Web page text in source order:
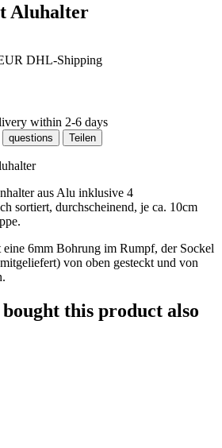
Aluhalter
DHL-Shipping
within 2-6 days
questions Teilen
aus Alu inklusive 4
sortiert, durchscheinend, je ca. 10cm
eine 6mm Bohrung im Rumpf, der Sockel
von oben gesteckt und von
this product also